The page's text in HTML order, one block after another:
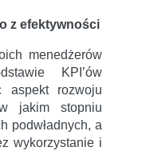
z efektywności
menedżerów
KPI’ów
aspekt rozwoju
jakim stopniu
podwładnych, a
wykorzystanie i